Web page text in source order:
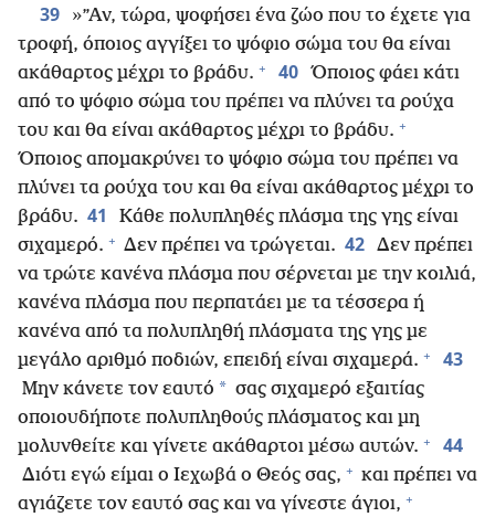
39
»”Αν, τώρα, ψοφήσει ένα ζώο που το έχετε για
τροφή, όποιος αγγίξει το ψόφιο σώμα του θα είναι
ακάθαρτος μέχρι το βράδυ. + 40 Όποιος φάει κάτι
από το ψόφιο σώμα του πρέπει να πλύνει τα ρούχα
του και θα είναι ακάθαρτος μέχρι το βράδυ. +
Όποιος απομακρύνει το ψόφιο σώμα του πρέπει να
πλύνει τα ρούχα του και θα είναι ακάθαρτος μέχρι το
βράδυ. 41
Κάθε πολυπληθές πλάσμα της γης είναι
σιχαμερό. + Δεν πρέπει να τρώγεται. 42 Δεν πρέπει
να τρώτε κανένα πλάσμα που σέρνεται με την κοιλιά,
κανένα πλάσμα που περπατάει με τα τέσσερα ή
κανένα από τα πολυπληθή πλάσματα της γης με
μεγάλο αριθμό ποδιών, επειδή είναι σιχαμερά. + 43
Μην κάνετε τον εαυτό * σας σιχαμερό εξαιτίας
οποιουδήποτε πολυπληθούς πλάσματος και μη
μολυνθείτε και γίνετε ακάθαρτοι μέσω αυτών. + 44
Διότι εγώ είμαι ο Ιεχωβά ο Θεός σας, + και πρέπει να
αγιάζετε τον εαυτό σας και να γίνεστε άγιοι, +